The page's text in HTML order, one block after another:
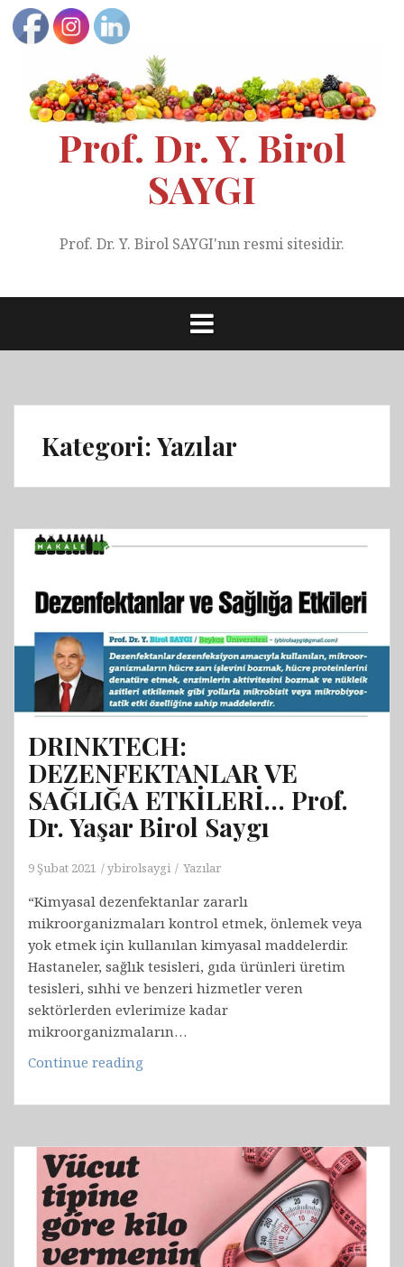
Skip
Prof. Dr. Y. Birol
SAYGI
Prof. Dr. Y. Birol SAYGI'nın resmi sitesidir.
Kategori:Yazılar
DRINKTECH:
DEZENFEKTANLAR VE
SAĞLIĞA ETKİLERİ… Prof.
Dr. Yaşar Birol Saygı
9 Şubat 2021 ybirolsaygi Yazılar
“Kimyasal dezenfektanlar zararlı
mikroorganizmaları kontrol etmek, önlemek veya
yok etmek için kullanılan kimyasal maddelerdir.
Hastaneler, sağlık tesisleri, gıda ürünleri üretim
tesisleri, sıhhi ve benzeri hizmetler veren
sektörlerden evlerimize kadar
mikroorganizmaların…
Continue reading
VE
ETKİLERİ…
Yaşar
Birol
Saygı